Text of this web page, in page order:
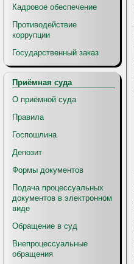
Кадровое обеспечение
Противодействие
коррупции
Государственный заказ
Приёмная суда
О приёмной суда
Правила
Госпошлина
Депозит
Формы документов
Подача процессуальных
документов в электронном
виде
Обращение в суд
Внепроцессуальные
обращения